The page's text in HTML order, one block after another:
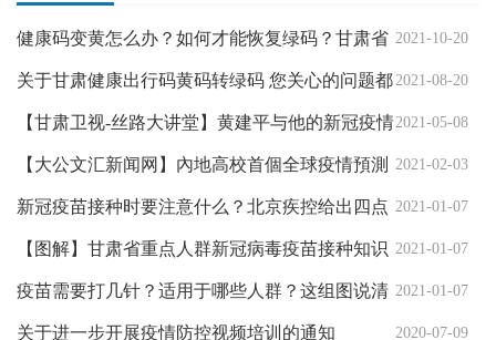
2021-10-20
健康码变黄怎么办？如何才能恢复绿码？甘肃省
2021-08-20
关于甘肃健康出行码黄码转绿码 您关心的问题都
2021-05-08
【甘肃卫视-丝路大讲堂】黄建平与他的新冠疫情
2021-02-03
【大公文汇新闻网】內地高校首個全球疫情預測
2021-01-07
新冠疫苗接种时要注意什么？北京疾控给出四点
2021-01-07
【图解】甘肃省重点人群新冠病毒疫苗接种知识
2021-01-07
疫苗需要打几针？适用于哪些人群？这组图说清
2020-07-09
关于进一步开展疫情防控视频培训的通知